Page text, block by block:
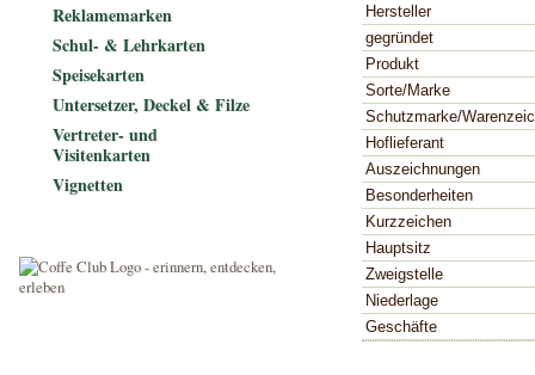
Hersteller
gegründet
Produkt
Sorte/Marke
Schutzmarke/
Hoflieferant
Auszeichnungen
Besonderheiten
Kurzzeichen
Hauptsitz
Zweigstelle
Niederlage
Geschäfte
Reklamemarken
Schul- & Lehrkarten
Speisekarten
Untersetzer, Deckel & Filze
Vertreter- und
Visitenkarten
Vignetten